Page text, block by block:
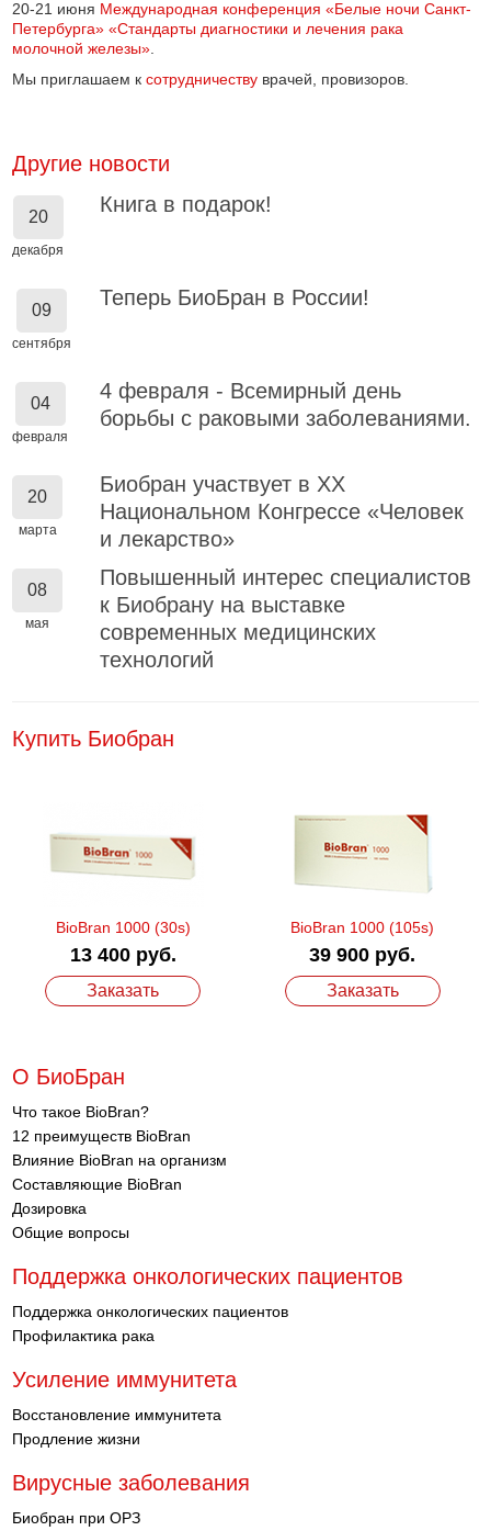
20-21 июня Международная конференция «Белые ночи Санкт-
Петербурга» «Стандарты диагностики и лечения рака
молочной железы»
Мы приглашаем ксотрудничеству врачей, провизоров.
Другие новости
20
декабря
Книга в подарок!
09
сентября
Теперь БиоБран в России!
04
февраля
4 февраля - Всемирный день
борьбы с раковыми заболеваниями.
20
марта
Биобран участвует в XX
Национальном Конгрессе «Человек
и лекарство»
08
мая
Повышенный интерес специалистов
к Биобрану на выставке
современных медицинских
технологий
Купить Биобран
BioBran 1000 (30s)
13 400 руб.
Заказать
BioBran 1000 (105s)
39 900 руб.
Заказать
О БиоБран
Что такое BioBran?
12 преимуществ BioBran
Влияние BioBran на организм
Составляющие BioBran
Дозировка
Общие вопросы
Поддержка онкологических пациентов
Поддержка онкологических пациентов
Профилактика рака
Усиление иммунитета
Восстановление иммунитета
Продление жизни
Вирусные заболевания
Биобран при ОРЗ